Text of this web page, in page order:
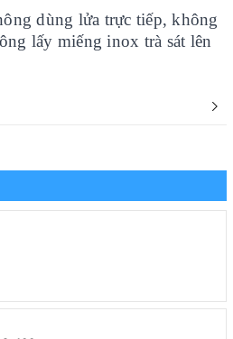
dùng lửa trực tiếp, không
lấy miếng inox trà sát lên